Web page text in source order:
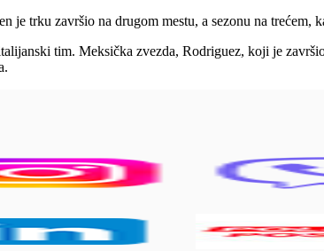
trku završio na drugom mestu, a sezonu na trećem,
tim. Meksička zvezda, Rodriguez, koji je